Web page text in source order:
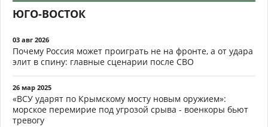
ЮГО-ВОСТОК
03 авг 2026
Почему Россия может проиграть не на фронте, а от удара
элит в спину: главные сценарии после СВО
26 мар 2025
«ВСУ ударят по Крымскому мосту новым оружием»:
морское перемирие под угрозой срыва - военкоры бьют
тревогу